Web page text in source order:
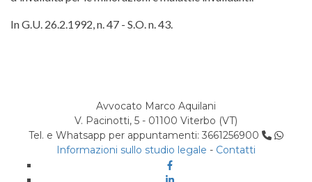
In G.U. 26.2.1992, n. 47 - S.O. n. 43.
Avvocato Marco Aquilani
V. Pacinotti, 5 - 01100 Viterbo (VT)
Tel. e Whatsapp per appuntamenti: 3661256900
Informazioni sullo studio legale - Contatti
Facebook
Linkedin